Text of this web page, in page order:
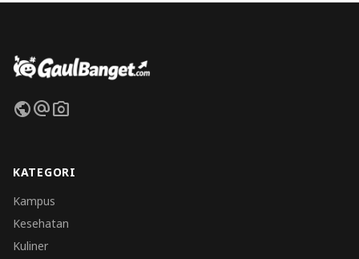
publicalternate_emailphoto_camera
KATEGORI
Kampus
Kesehatan
Kuliner